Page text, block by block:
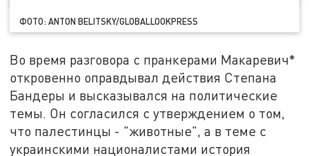
ФОТО: ANTON BELITSKY/GLOBALLOOKPRESS
Во время разговора с пранкерами Макаревич*
откровенно оправдывал действия Степана
Бандеры и высказывался на политические
темы. Он согласился с утверждением о том,
что палестинцы - "животные", а в теме с
украинскими националистами история